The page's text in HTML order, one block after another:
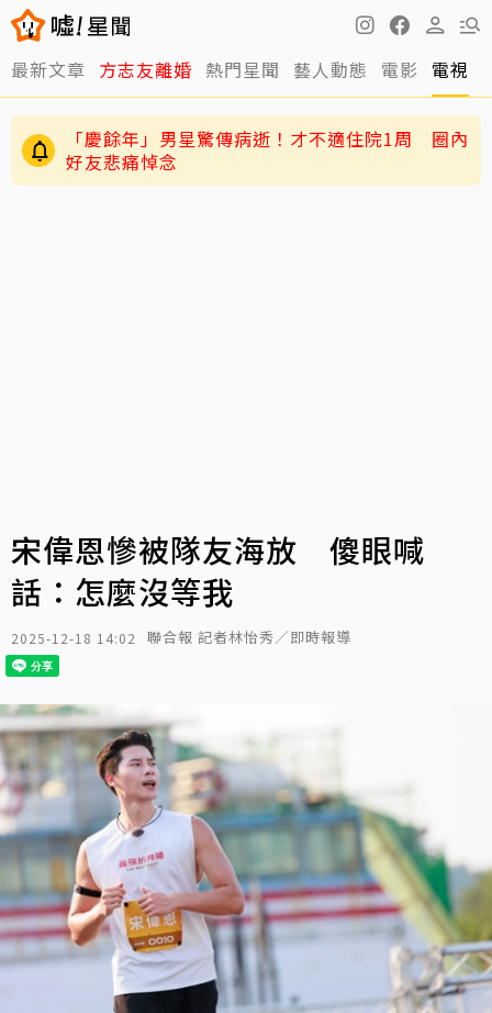
最新文章 方志友離婚 熱門星聞 藝人動態 電影 電視
「慶餘年」男星驚傳病逝！才不適住院1周 圈內
好友悲痛悼念
宋偉恩慘被隊友海放 傻眼喊
話：怎麼沒等我
2025-12-18 14:02 聯合報 記者林怡秀／即時報導